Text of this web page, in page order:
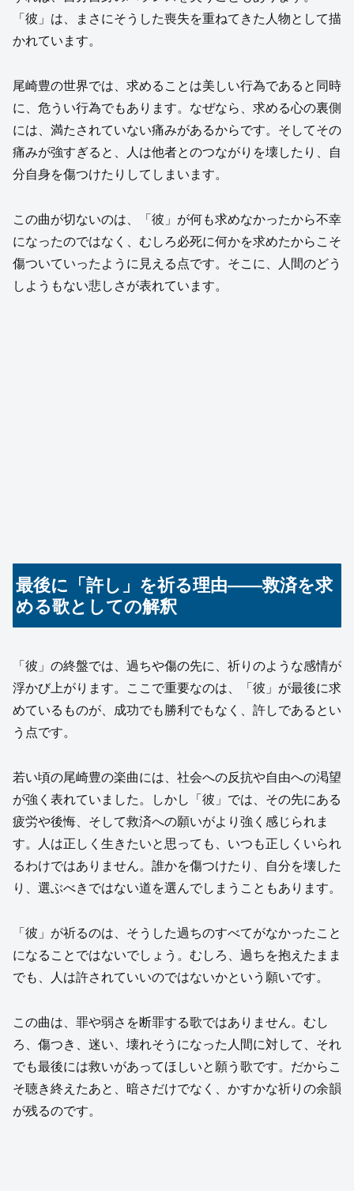
「彼」は、まさにそうした喪失を重ねてきた人物として描
かれています。
尾崎豊の世界では、求めることは美しい行為であると同時
に、危うい行為でもあります。なぜなら、求める心の裏側
には、満たされていない痛みがあるからです。そしてその
痛みが強すぎると、人は他者とのつながりを壊したり、自
分自身を傷つけたりしてしまいます。
この曲が切ないのは、「彼」が何も求めなかったから不幸
になったのではなく、むしろ必死に何かを求めたからこそ
傷ついていったように見える点です。そこに、人間のどう
しようもない悲しさが表れています。
最後に「許し」を祈る理由――救済を求
める歌としての解釈
「彼」の終盤では、過ちや傷の先に、祈りのような感情が
浮かび上がります。ここで重要なのは、「彼」が最後に求
めているものが、成功でも勝利でもなく、許しであるとい
う点です。
若い頃の尾崎豊の楽曲には、社会への反抗や自由への渇望
が強く表れていました。しかし「彼」では、その先にある
疲労や後悔、そして救済への願いがより強く感じられま
す。人は正しく生きたいと思っても、いつも正しくいられ
るわけではありません。誰かを傷つけたり、自分を壊した
り、選ぶべきではない道を選んでしまうこともあります。
「彼」が祈るのは、そうした過ちのすべてがなかったこと
になることではないでしょう。むしろ、過ちを抱えたまま
でも、人は許されていいのではないかという願いです。
この曲は、罪や弱さを断罪する歌ではありません。むし
ろ、傷つき、迷い、壊れそうになった人間に対して、それ
でも最後には救いがあってほしいと願う歌です。だからこ
そ聴き終えたあと、暗さだけでなく、かすかな祈りの余韻
が残るのです。